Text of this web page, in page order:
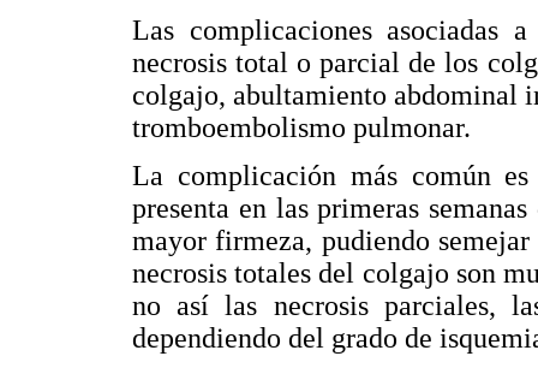
Las complicaciones asociadas
necrosis total o parcial de los
colgajo, abultamiento abdominal
tromboembolismo pulmonar.
La complicación más común
presenta en las primeras
mayor firmeza, pudiendo
necrosis totales del colgajo son
no así las necrosis parciales,
dependiendo del grado de